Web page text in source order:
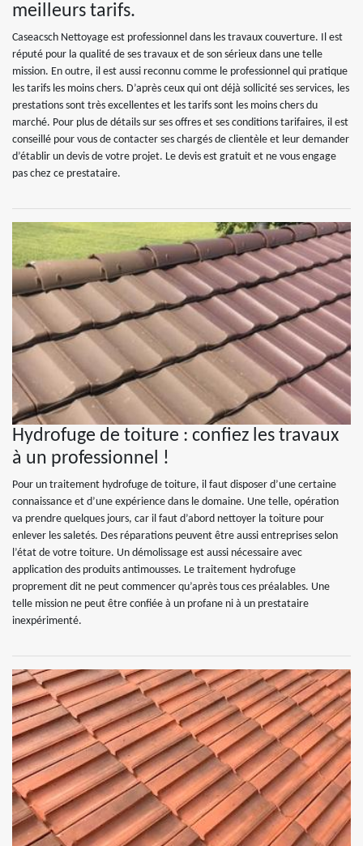
meilleurs tarifs.
Caseacsch Nettoyage est professionnel dans les travaux couverture. Il est
réputé pour la qualité de ses travaux et de son sérieux dans une telle
mission. En outre, il est aussi reconnu comme le professionnel qui pratique
les tarifs les moins chers. D’après ceux qui ont déjà sollicité ses services, les
prestations sont très excellentes et les tarifs sont les moins chers du
marché. Pour plus de détails sur ses offres et ses conditions tarifaires, il est
conseillé pour vous de contacter ses chargés de clientèle et leur demander
d’établir un devis de votre projet. Le devis est gratuit et ne vous engage
pas chez ce prestataire.
Hydrofuge de toiture : confiez les travaux
à un professionnel !
Pour un traitement hydrofuge de toiture, il faut disposer d’une certaine
connaissance et d’une expérience dans le domaine. Une telle, opération
va prendre quelques jours, car il faut d’abord nettoyer la toiture pour
enlever les saletés. Des réparations peuvent être aussi entreprises selon
l’état de votre toiture. Un démolissage est aussi nécessaire avec
application des produits antimousses. Le traitement hydrofuge
proprement dit ne peut commencer qu’après tous ces préalables. Une
telle mission ne peut être confiée à un profane ni à un prestataire
inexpérimenté.